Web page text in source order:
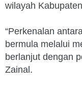
wilayah
“Perkenalan
bermula melalui
berlanjut dengan
Zainal.